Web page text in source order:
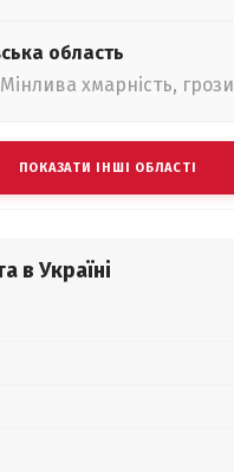
область
Мінлива хмарність, грози
ПОКАЗАТИ ІНШІ ОБЛАСТІ
в Україні